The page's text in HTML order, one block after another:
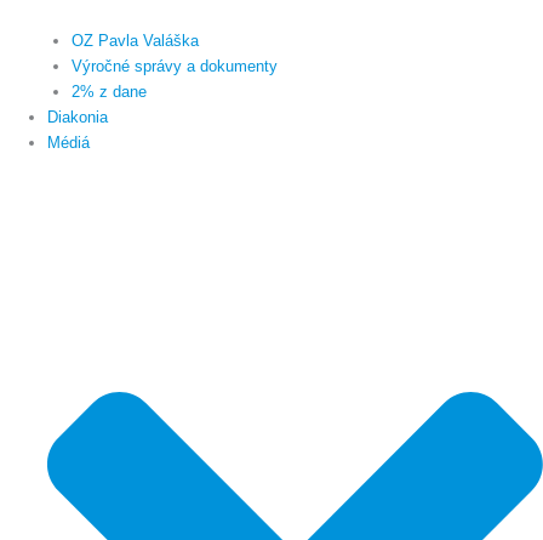
OZ Pavla Valáška
Výročné správy a dokumenty
2% z dane
Diakonia
Médiá